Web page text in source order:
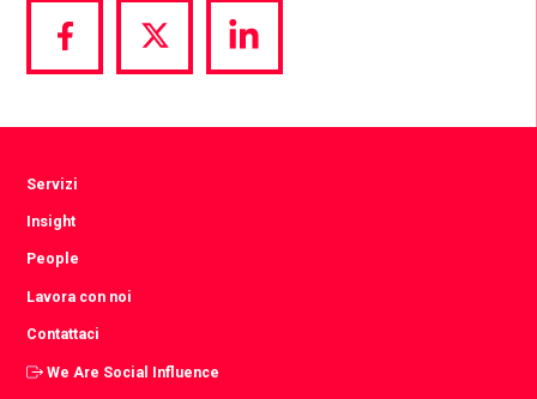
Share
via
Share
via
Share
via
Servizi
Insight
People
Lavora con noi
Contattaci
We Are Social Influence